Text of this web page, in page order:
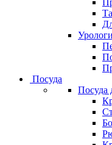
Посуда
Посуда